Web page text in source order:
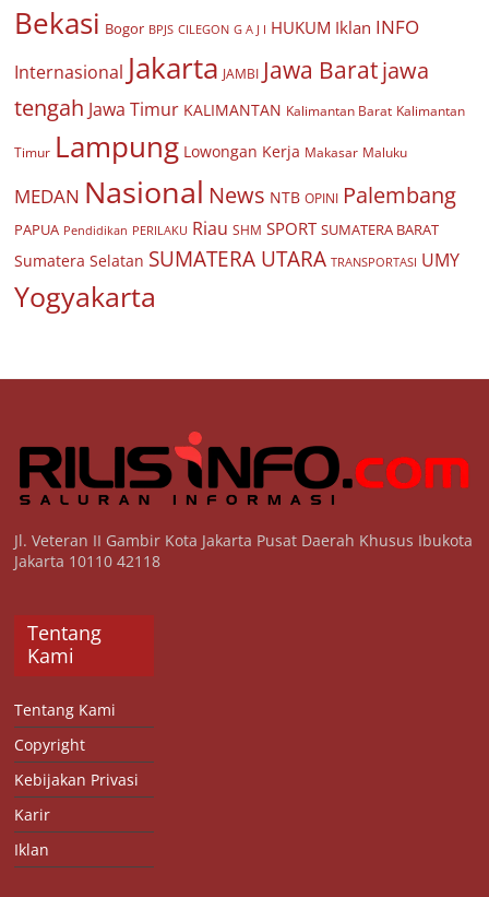
Bekasi Bogor BPJS CILEGON G A J I HUKUM Iklan INFO
Internasional Jakarta JAMBI Jawa Baratjawa
tengah Jawa Timur KALIMANTAN Kalimantan Barat Kalimantan
Timur Lampung Lowongan Kerja Makasar Maluku
MEDAN Nasional News NTB OPINI Palembang
PAPUA Pendidikan PERILAKU Riau SHM SPORT SUMATERA BARAT
Sumatera Selatan SUMATERA UTARA TRANSPORTASI UMY
Yogyakarta
Jl. Veteran II Gambir Kota Jakarta Pusat Daerah Khusus Ibukota
Jakarta 10110 42118
Tentang
Kami
Tentang Kami
Copyright
Kebijakan Privasi
Karir
Iklan